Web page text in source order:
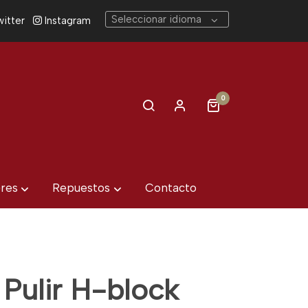
Instagram Seleccionar idioma
0
Repuestos Contacto
Pulir H-block